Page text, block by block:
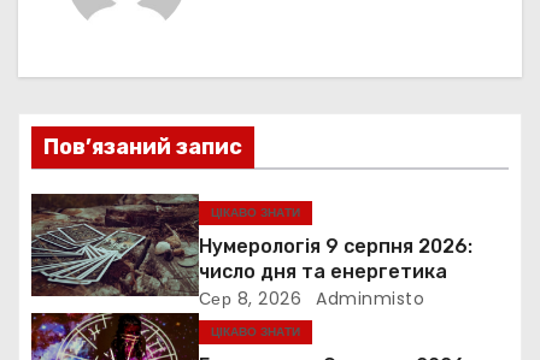
а
ц
і
я
з
а
Пов’язаний запис
ЦІКАВО ЗНАТИ
Нумерологія 9 серпня 2026:
число дня та енергетика
Сер 8, 2026 Adminmisto
ЦІКАВО ЗНАТИ